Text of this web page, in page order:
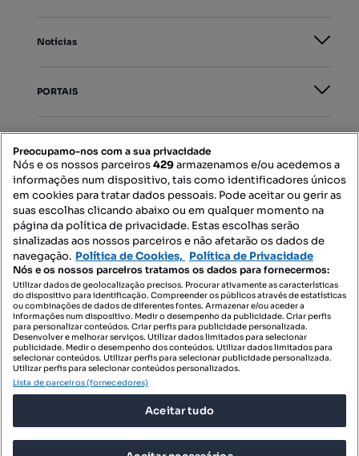
Notícias
PORTAIS
Contacte-nos
SIGA-NOS:
DESCARREGAR NA:
© 2026 Imovirtual.com, OLX Portugal, S.A.
POLÍTICA DE PRIVACIDADE
Preocupamo-nos com a sua privacidade
Nós e os nossos parceiros429armazenamos e/ou acedemos a
informações num dispositivo, tais como identificadores únicos
em cookies para tratar dados pessoais. Pode aceitar ou gerir as
suas escolhas clicando abaixo ou em qualquer momento na
página da política de privacidade. Estas escolhas serão
sinalizadas aos nossos parceiros e não afetarão os dados de
navegação. Política de Cookies, Política de Privacidade
Nós e os nossos parceiros tratamos os dados para fornecermos:
Utilizar dados de geolocalização precisos. Procurar ativamente as características
do dispositivo para identificação. Compreender os públicos através de estatísticas
ou combinações de dados de diferentes fontes. Armazenar e/ou aceder a
informações num dispositivo. Medir o desempenho da publicidade. Criar perfis
para personalizar conteúdos. Criar perfis para publicidade personalizada.
Desenvolver e melhorar serviços. Utilizar dados limitados para selecionar
publicidade. Medir o desempenho dos conteúdos. Utilizar dados limitados para
selecionar conteúdos. Utilizar perfis para selecionar publicidade personalizada.
Utilizar perfis para selecionar conteúdos personalizados.
Lista de parceiros (fornecedores)
Aceitar tudo